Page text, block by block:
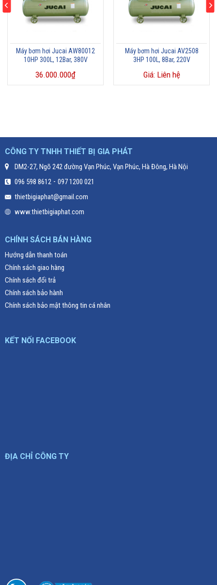
Máy bơm hơi Jucai AW80012
10HP 300L, 12Bar, 380V
36.000.000₫
Máy bơm hơi Jucai AV2508
3HP 100L, 8Bar, 220V
Giá: Liên hệ
CÔNG TY TNHH THIẾT BỊ GIA PHÁT
DM2-27, Ngõ 242 đường Vạn Phúc, Vạn Phúc, Hà Đông, Hà Nội
096 598 8612- 097 1200 021
thietbigiaphat@gmail.com
www.thietbigiaphat.com
CHÍNH SÁCH BÁN HÀNG
Hướng dẫn thanh toán
Chính sách giao hàng
Chính sách đổi trả
Chính sách bảo hành
Chính sách bảo mật thông tin cá nhân
KẾT NỐI FACEBOOK
ĐỊA CHỈ CÔNG TY